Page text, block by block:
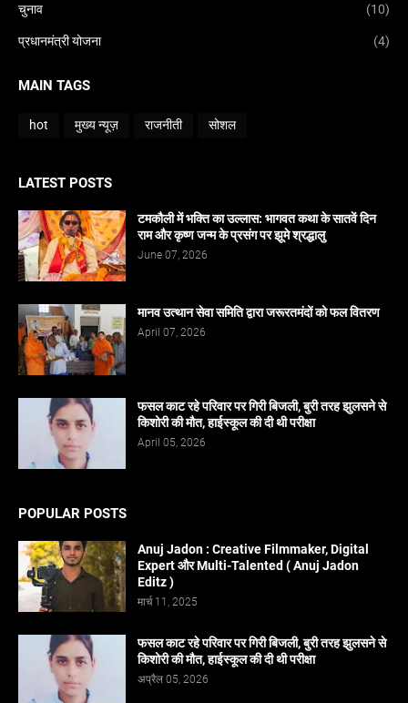
चुनाव (10)
प्रधानमंत्री योजना (4)
MAIN TAGS
hot मुख्य न्यूज़ राजनीती सोशल
LATEST POSTS
टमकौली में भक्ति का उल्लास: भागवत कथा के सातवें दिन
राम और कृष्ण जन्म के प्रसंग पर झूमे श्रद्धालु
June 07, 2026
मानव उत्थान सेवा समिति द्वारा जरूरतमंदों को फल वितरण
April 07, 2026
फसल काट रहे परिवार पर गिरी बिजली, बुरी तरह झुलसने से
किशोरी की मौत, हाईस्कूल की दी थी परीक्षा
April 05, 2026
POPULAR POSTS
Anuj Jadon : Creative Filmmaker, Digital
Expert और Multi-Talented ( Anuj Jadon
Editz )
मार्च 11, 2025
फसल काट रहे परिवार पर गिरी बिजली, बुरी तरह झुलसने से
किशोरी की मौत, हाईस्कूल की दी थी परीक्षा
अप्रैल 05, 2026